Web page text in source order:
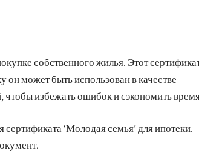
собственного жилья. Этот
он может быть использован в качестве
чтобы избежать ошибок и сэкономить
‘Молодая семья’ для ипотеки.